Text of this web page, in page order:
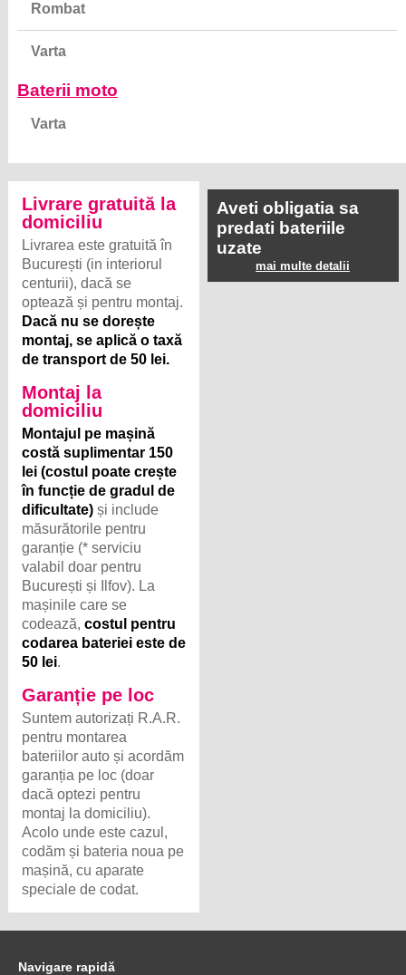
Rombat
Varta
Baterii moto
Varta
Livrare gratuită la
domiciliu
Livrarea este gratuită în
București (in interiorul
centurii), dacă se
optează și pentru montaj.
Dacă nu se dorește
montaj, se aplică o taxă
de transport de 50 lei.
Montaj la
domiciliu
Montajul pe mașină
costă suplimentar 150
lei (costul poate crește
în funcție de gradul de
dificultate) și include
măsurătorile pentru
garanție (* serviciu
valabil doar pentru
București și Ilfov). La
mașinile care se
codează,costul pentru
codarea bateriei este de
50 lei.
Garanție pe loc
Suntem autorizați R.A.R.
pentru montarea
bateriilor auto și acordăm
garanția pe loc (doar
dacă optezi pentru
montaj la domiciliu).
Acolo unde este cazul,
codăm și bateria noua pe
mașină, cu aparate
speciale de codat.
Aveti obligatia sa
predati bateriile
uzate
mai multe detalii
Navigare rapidă